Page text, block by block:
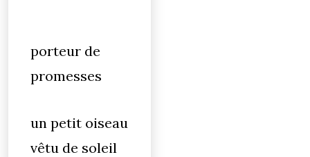
porteur de
promesses
un petit oiseau
vêtu de soleil